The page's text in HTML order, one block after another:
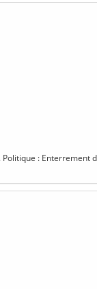
: Enterrement